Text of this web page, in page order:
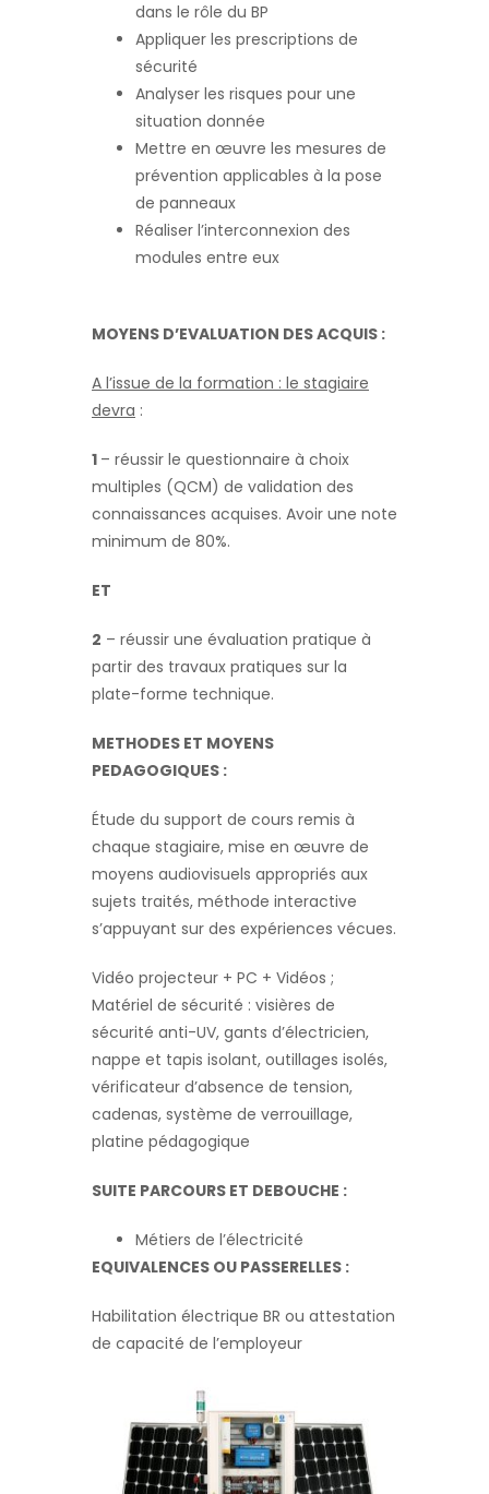
dans le rôle du BP
Appliquer les prescriptions de
sécurité
Analyser les risques pour une
situation donnée
Mettre en œuvre les mesures de
prévention applicables à la pose
de panneaux
Réaliser l’interconnexion des
modules entre eux
MOYENS D’EVALUATION DES ACQUIS :
A l’issue de la formation : le stagiaire
devra :
1 – réussir le questionnaire à choix
multiples (QCM) de validation des
connaissances acquises. Avoir une note
minimum de 80%.
ET
2 – réussir une évaluation pratique à
partir des travaux pratiques sur la
plate-forme technique.
METHODES ET MOYENS
PEDAGOGIQUES :
Étude du support de cours remis à
chaque stagiaire, mise en œuvre de
moyens audiovisuels appropriés aux
sujets traités, méthode interactive
s’appuyant sur des expériences vécues.
Vidéo projecteur + PC + Vidéos ;
Matériel de sécurité : visières de
sécurité anti-UV, gants d’électricien,
nappe et tapis isolant, outillages isolés,
vérificateur d’absence de tension,
cadenas, système de verrouillage,
platine pédagogique
SUITE PARCOURS ET DEBOUCHE :
Métiers de l’électricité
EQUIVALENCES OU PASSERELLES :
Habilitation électrique BR ou attestation
de capacité de l’employeur